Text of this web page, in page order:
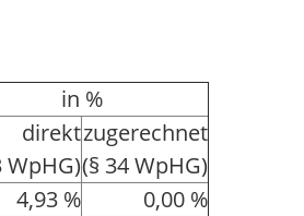
in %
direkt
WpHG)
zugerechnet
(§ 34 WpHG)
4,93 %
0,00 %